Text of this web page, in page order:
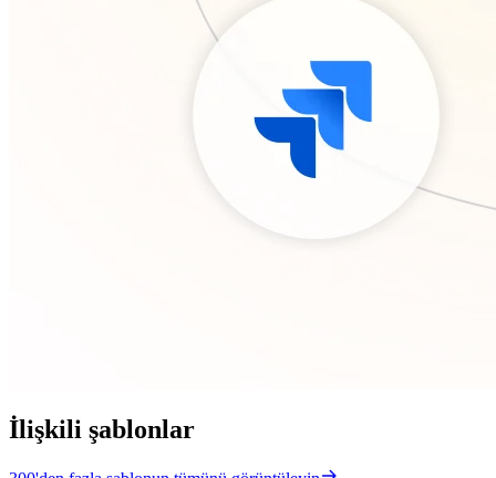
İlişkili şablonlar